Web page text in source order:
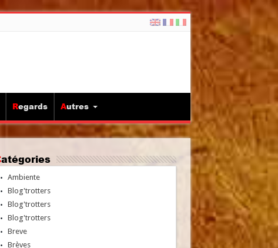
Regards Autres
Catégories
Ambiente
Blog'trotters
Blog'trotters
Blog'trotters
Breve
Brèves